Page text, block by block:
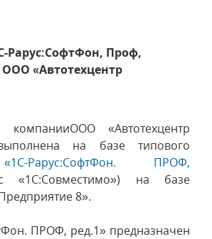
Рарус:СофтФон, Проф,
ООО «Автотехцентр
компанииООО «Автотехцентр
на базе типового
«1С-Рарус:СофтФон. ПРОФ,
«1С:Совместимо») на базе
8».
ПРОФ, ред.1» предназначен